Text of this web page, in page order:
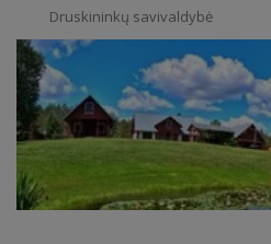
Druskininkų savivaldybė